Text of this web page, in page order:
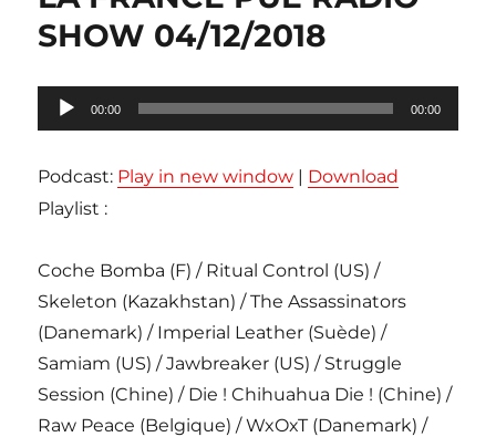
SHOW 04/12/2018
Lecteur
audio
00:00 00:00
Podcast: Play in new window | Download
Playlist :
Coche Bomba (F) / Ritual Control (US) /
Skeleton (Kazakhstan) / The Assassinators
(Danemark) / Imperial Leather (Suède) /
Samiam (US) / Jawbreaker (US) / Struggle
Session (Chine) / Die ! Chihuahua Die ! (Chine) /
Raw Peace (Belgique) / WxOxT (Danemark) /